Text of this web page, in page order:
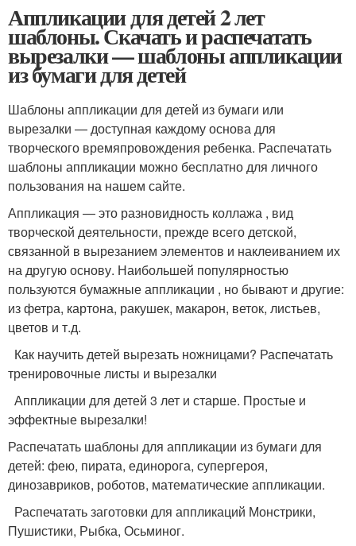
Аппликации для детей 2 лет
шаблоны. Скачать и распечатать
вырезалки — шаблоны аппликации
из бумаги для детей
Шаблоны аппликации для детей из бумаги или
вырезалки — доступная каждому основа для
творческого времяпровождения ребенка. Распечатать
шаблоны аппликации можно бесплатно для личного
пользования на нашем сайте.
Аппликация — это разновидность коллажа , вид
творческой деятельности, прежде всего детской,
связанной в вырезанием элементов и наклеиванием их
на другую основу. Наибольшей популярностью
пользуются бумажные аппликации , но бывают и другие:
из фетра, картона, ракушек, макарон, веток, листьев,
цветов и т.д.
Как научить детей вырезать ножницами? Распечатать
тренировочные листы и вырезалки
Аппликации для детей 3 лет и старше. Простые и
эффектные вырезалки!
Распечатать шаблоны для аппликации из бумаги для
детей: фею, пирата, единорога, супергероя,
динозавриков, роботов, математические аппликации.
Распечатать заготовки для аппликаций Монстрики,
Пушистики, Рыбка, Осьминог.